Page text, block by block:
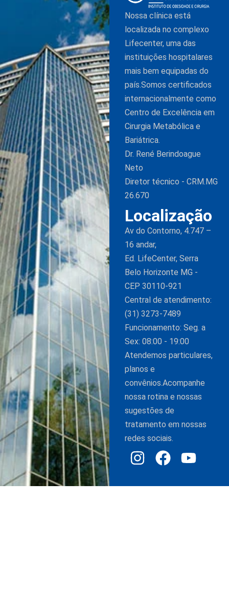
Nossa clínica está
localizada no complexo
Lifecenter, uma das
instituições hospitalares
mais bem equipadas do
país.Somos certificados
internacionalmente como
Centro de Excelência em
Cirurgia Metabólica e
Bariátrica.
Dr. René Berindoague
Neto
Diretor técnico - CRM.MG
26.670
Localização
Av do Contorno, 4.747 –
16 andar,
Ed. LifeCenter, Serra
Belo Horizonte MG -
CEP 30110-921
Central de atendimento:
(31) 3273-7489
Funcionamento: Seg. a
Sex: 08:00 - 19:00
Atendemos particulares,
planos e
convênios.Acompanhe
nossa rotina e nossas
sugestões de
tratamento em nossas
redes sociais.